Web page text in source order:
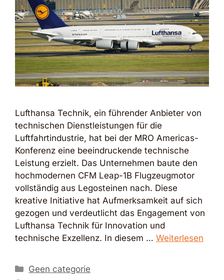
Lufthansa Technik, ein führender Anbieter von
technischen Dienstleistungen für die
Luftfahrtindustrie, hat bei der MRO Americas-
Konferenz eine beeindruckende technische
Leistung erzielt. Das Unternehmen baute den
hochmodernen CFM Leap-1B Flugzeugmotor
vollständig aus Legosteinen nach. Diese
kreative Initiative hat Aufmerksamkeit auf sich
gezogen und verdeutlicht das Engagement von
Lufthansa Technik für Innovation und
technische Exzellenz. In diesem … Weiterlesen
Kategorien
Geen categorie